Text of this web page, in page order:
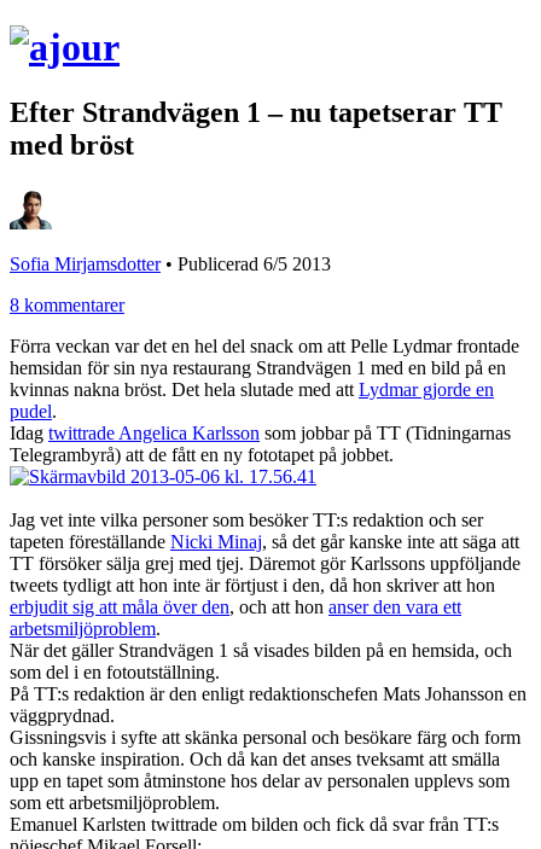
Efter Strandvägen 1 – nu tapetserar TT
med bröst
Sofia Mirjamsdotter• Publicerad 6/5 2013
8 kommentarer
Förra veckan var det en hel del snack om att Pelle Lydmar frontade
hemsidan för sin nya restaurang Strandvägen 1 med en bild på en
kvinnas nakna bröst. Det hela slutade med att Lydmar gjorde en
pudel.
Idag twittrade Angelica Karlsson som jobbar på TT (Tidningarnas
Telegrambyrå) att de fått en ny fototapet på jobbet.
Jag vet inte vilka personer som besöker TT:s redaktion och ser
tapeten föreställande Nicki Minaj, så det går kanske inte att säga att
TT försöker sälja grej med tjej. Däremot gör Karlssons uppföljande
tweets tydligt att hon inte är förtjust i den, då hon skriver att hon
erbjudit sig att måla över den, och att hon anser den vara ett
arbetsmiljöproblem.
När det gäller Strandvägen 1 så visades bilden på en hemsida, och
som del i en fotoutställning.
På TT:s redaktion är den enligt redaktionschefen Mats Johansson en
väggprydnad.
Gissningsvis i syfte att skänka personal och besökare färg och form
och kanske inspiration. Och då kan det anses tveksamt att smälla
upp en tapet som åtminstone hos delar av personalen upplevs som
som ett arbetsmiljöproblem.
Emanuel Karlsten twittrade om bilden och fick då svar från TT:s